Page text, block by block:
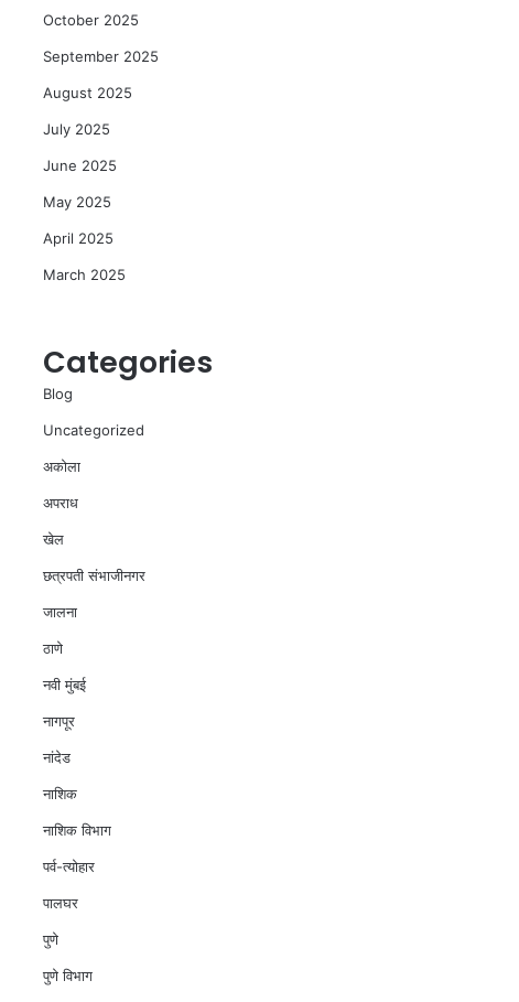
October 2025
September 2025
August 2025
July 2025
June 2025
May 2025
April 2025
March 2025
Categories
Blog
Uncategorized
अकोला
अपराध
खेल
छत्रपती संभाजीनगर
जालना
ठाणे
नवी मुंबई
नागपूर
नांदेड
नाशिक
नाशिक विभाग
पर्व-त्योहार
पालघर
पुणे
पुणे विभाग